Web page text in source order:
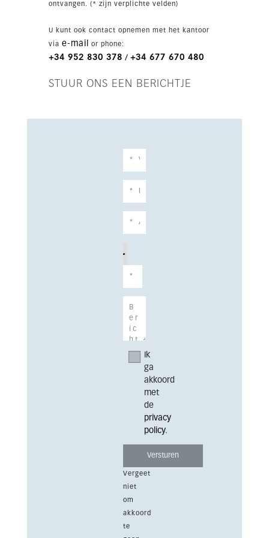
ontvangen. (* zijn verplichte velden)
U kunt ook contact opnemen met het kantoor
via e-mail or phone:
+34 952 830 378 / +34 677 670 480
STUUR ONS EEN BERICHTJE
Ik
ga
akkoord
met
de
privacy
policy.
Vergeet
niet
om
akkoord
te